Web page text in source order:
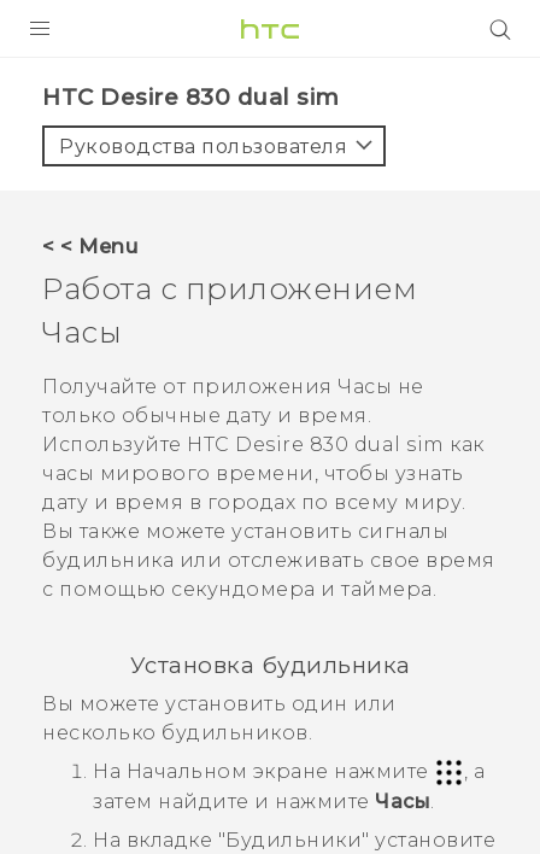
5G
VIVERSE
ПОДДЕРЖКА
HTC Desire 830 dual sim‎
Руководства пользователя
< < Menu
Работа с приложением
Часы
Получайте от приложения Часы не
только обычные дату и время.
Используйте HTC Desire 830 dual sim как
часы мирового времени, чтобы узнать
дату и время в городах по всему миру.
Вы также можете установить сигналы
будильника или отслеживать свое время
с помощью секундомера и таймера.
Установка будильника
Вы можете установить один или
несколько будильников.
На Начальном экране нажмите
, а
затем найдите и нажмите Часы.
На вкладке "Будильники" установите